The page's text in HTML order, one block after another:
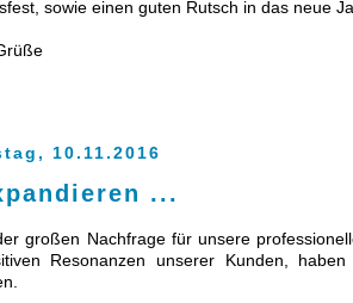
sowie einen guten Rutsch in das neue
10.11.2016
...
großen Nachfrage für unsere
Resonanzen unserer Kunden,